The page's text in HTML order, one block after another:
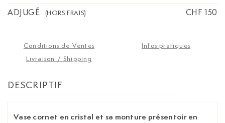
ADJUGÉ (HORS FRAIS) CHF 150
Conditions de Ventes
Infos pratiques
Livraison / Shipping
DESCRIPTIF
Vase cornet en cristal et sa monture présentoir en